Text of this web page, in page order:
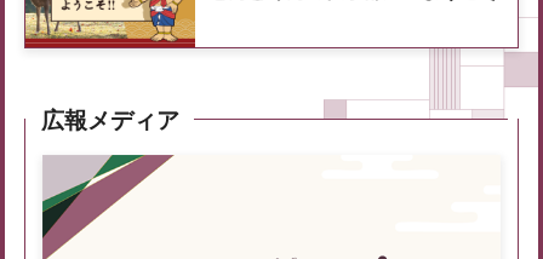
広報メディア